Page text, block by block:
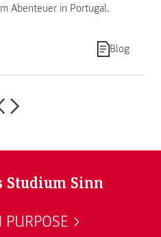
Abenteuer in Portugal.
Blog
Studium Sinn